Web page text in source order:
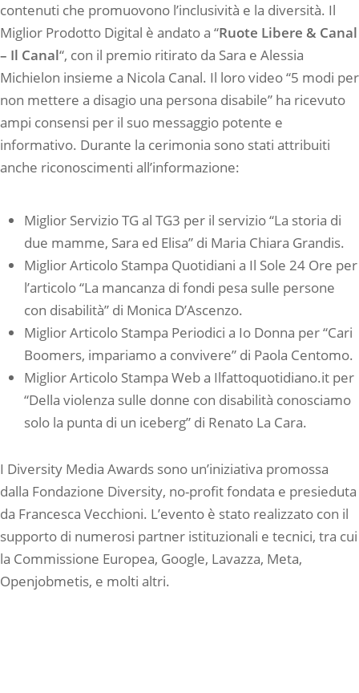
contenuti che promuovono l’inclusività e la diversità. Il
Miglior Prodotto Digital è andato a “Ruote Libere & Canal
– Il Canal“, con il premio ritirato da Sara e Alessia
Michielon insieme a Nicola Canal. Il loro video “5 modi per
non mettere a disagio una persona disabile” ha ricevuto
ampi consensi per il suo messaggio potente e
informativo. Durante la cerimonia sono stati attribuiti
anche riconoscimenti all’informazione:
Miglior Servizio TG al TG3 per il servizio “La storia di
due mamme, Sara ed Elisa” di Maria Chiara Grandis.
Miglior Articolo Stampa Quotidiani a Il Sole 24 Ore per
l’articolo “La mancanza di fondi pesa sulle persone
con disabilità” di Monica D’Ascenzo.
Miglior Articolo Stampa Periodici a Io Donna per “Cari
Boomers, impariamo a convivere” di Paola Centomo.
Miglior Articolo Stampa Web a Ilfattoquotidiano.it per
“Della violenza sulle donne con disabilità conosciamo
solo la punta di un iceberg” di Renato La Cara.
I Diversity Media Awards sono un’iniziativa promossa
dalla Fondazione Diversity, no-profit fondata e presieduta
da Francesca Vecchioni. L’evento è stato realizzato con il
supporto di numerosi partner istituzionali e tecnici, tra cui
la Commissione Europea, Google, Lavazza, Meta,
Openjobmetis, e molti altri.